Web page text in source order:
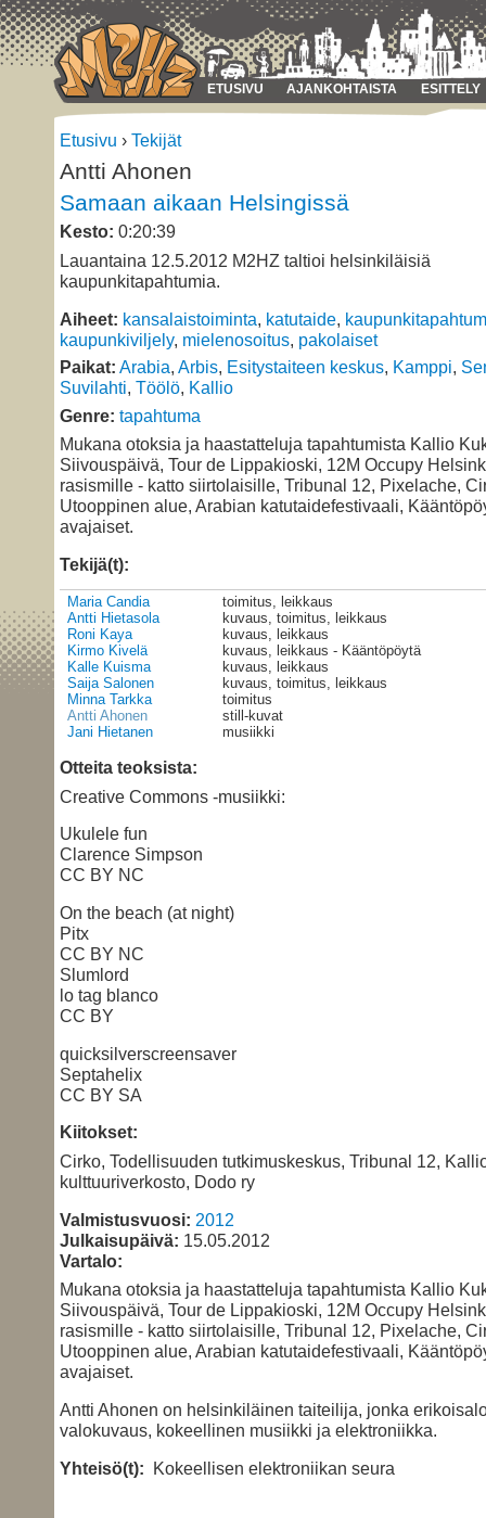
ETUSIVU AJANKOHTAISTA ESITTELY
Etusivu › Tekijät
Antti Ahonen
Samaan aikaan Helsingissä
Kesto: 0:20:39
Lauantaina 12.5.2012 M2HZ taltioi helsinkiläisiä
kaupunkitapahtumia.
Aiheet: kansalaistoiminta, katutaide,
kaupunkiviljely, mielenosoitus, pakolaiset
Paikat: Arabia, Arbis, Esitystaiteen keskus, Kamppi,
Suvilahti, Töölö, Kallio
Genre: tapahtuma
Mukana otoksia ja haastatteluja tapahtumista Kallio
Siivouspäivä, Tour de Lippakioski, 12M Occupy
rasismille - katto siirtolaisille, Tribunal 12, Pixelache,
Utooppinen alue, Arabian katutaidefestivaali,
avajaiset.
Tekijä(t):
Maria Candia
Antti Hietasola
Roni Kaya
Kirmo Kivelä
Kalle Kuisma
Saija Salonen
Minna Tarkka
Antti Ahonen
Jani Hietanen
toimitus, leikkaus
kuvaus, toimitus, leikkaus
kuvaus, leikkaus
kuvaus, leikkaus - Kääntöpöytä
kuvaus, leikkaus
kuvaus, toimitus, leikkaus
toimitus
still-kuvat
musiikki
Otteita teoksista:
Creative Commons -musiikki:
Ukulele fun
Clarence Simpson
CC BY NC
On the beach (at night)
Pitx
CC BY NC
Slumlord
lo tag blanco
CC BY
quicksilverscreensaver
Septahelix
CC BY SA
Kiitokset:
Cirko, Todellisuuden tutkimuskeskus, Tribunal 12,
kulttuuriverkosto, Dodo ry
Valmistusvuosi: 2012
Julkaisupäivä: 15.05.2012
Vartalo:
Mukana otoksia ja haastatteluja tapahtumista Kallio
Siivouspäivä, Tour de Lippakioski, 12M Occupy
rasismille - katto siirtolaisille, Tribunal 12, Pixelache,
Utooppinen alue, Arabian katutaidefestivaali,
avajaiset.
Antti Ahonen on helsinkiläinen taiteilija, jonka
valokuvaus, kokeellinen musiikki ja elektroniikka.
Yhteisö(t): Kokeellisen elektroniikan seura